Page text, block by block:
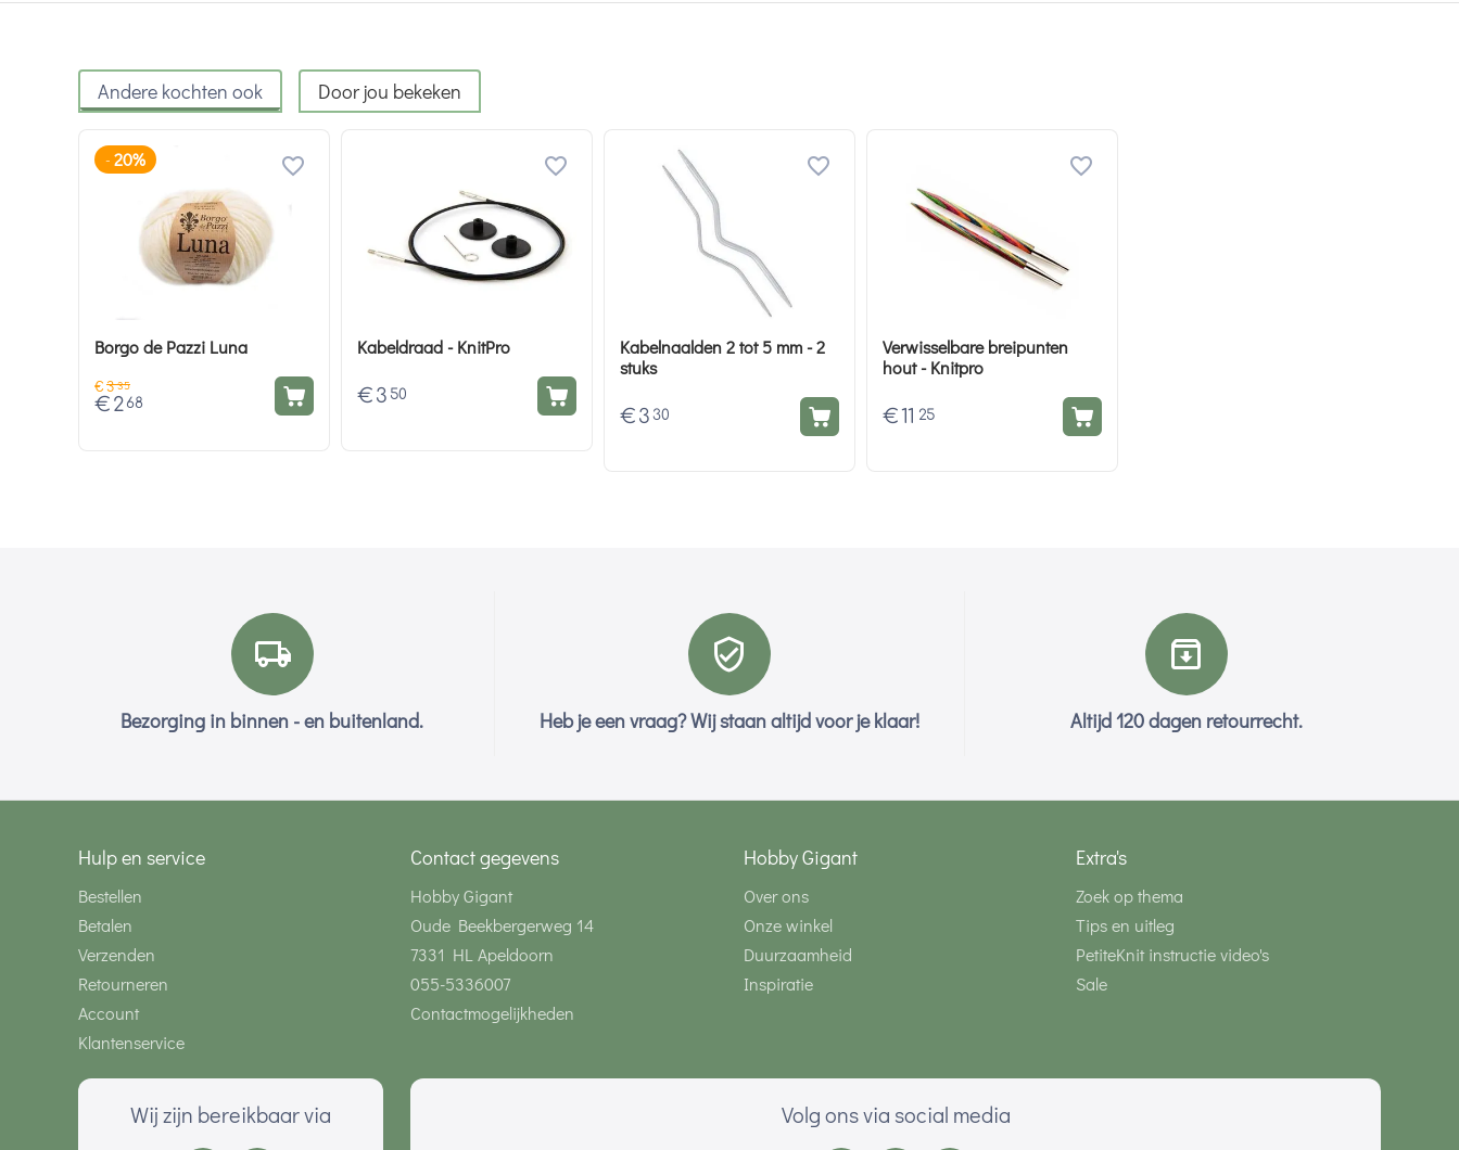
Andere kochten ook Door jou bekeken
- 20%
Borgo de Pazzi Luna
€3 35
€ 2 68
Kabeldraad - KnitPro
€ 3 50
Kabelnaalden 2 tot 5 mm - 2
stuks
€ 3 30
Verwisselbare breipunten
hout - Knitpro
€11 25
Bezorging in binnen - en buitenland. Heb je een vraag? Wij staan altijd voor je klaar! Altijd 120 dagen retourrecht.
Hulp en service
Bestellen
Betalen
Verzenden
Retourneren
Account
Klantenservice
Contact gegevens
Hobby Gigant
Oude Beekbergerweg 14
7331 HL Apeldoorn
055-5336007
Contactmogelijkheden
Hobby Gigant
Over ons
Onze winkel
Duurzaamheid
Inspiratie
Extra's
Zoek op thema
Tips en uitleg
PetiteKnit instructie video's
Sale
Wij zijn bereikbaar via Volg ons via social media